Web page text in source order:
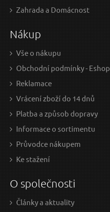
Zahrada a Domácnost
Nákup
Vše o nákupu
Obchodní podmínky - Eshop
Reklamace
Vrácení zboží do 14 dnů
Platba a způsob dopravy
Informace o sortimentu
Průvodce nákupem
Ke stažení
O společnosti
Články a aktuality